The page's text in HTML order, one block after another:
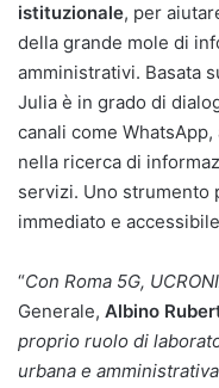
istituzionale, per
della grande mole di
amministrativi. Basata
Julia è in grado di
canali come
nella ricerca di
servizi. Uno strumento
immediato e
“Con Roma 5G,
Generale, Albino
proprio ruolo di
urbana e